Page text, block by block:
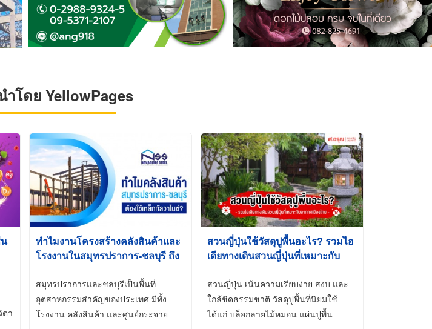
โดย YellowPages
ตา
ทำไมงานโครงสร้างคลังสินค้าและ
โรงงานในสมุทรปราการ-ชลบุรี ถึง
Galvanized)
สมุทรปราการและชลบุรีเป็นพื้นที่
อุตสาหกรรมสำคัญของประเทศ มีทั้ง
โรงงาน คลังสินค้า และศูนย์กระจาย
สวนญี่ปุ่นใช้วัสดุปูพื้นอะไร? รวมไอ
เดียทางเดินสวนญี่ปุ่นที่เหมาะกับ
สวนญี่ปุ่น เน้นความเรียบง่าย สงบ และ
ใกล้ชิดธรรมชาติ วัสดุปูพื้นที่นิยมใช้
ได้แก่ บล็อกลายไม้หมอน แผ่นปูพื้น